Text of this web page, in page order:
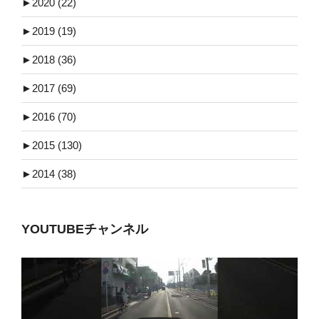
► 2019 (19)
► 2018 (36)
► 2017 (69)
► 2016 (70)
► 2015 (130)
► 2014 (38)
YOUTUBEチャンネル